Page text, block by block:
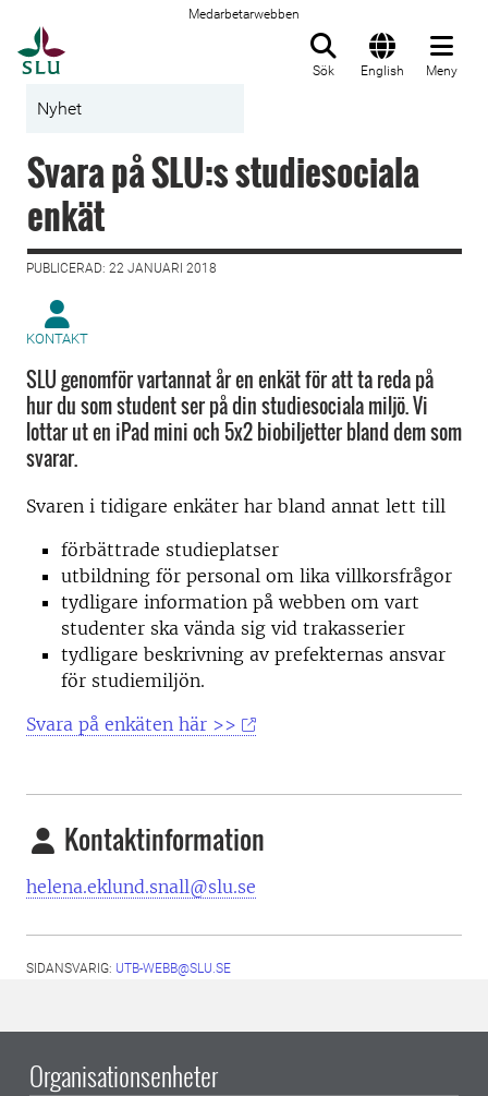
Medarbetarwebben
Sök English Meny
Nyhet
Svara på SLU:s studiesociala
enkät
PUBLICERAD: 22 JANUARI 2018
KONTAKT
SLU genomför vartannat år en enkät för att ta reda på
hur du som student ser på din studiesociala miljö. Vi
lottar ut en iPad mini och 5x2 biobiljetter bland dem som
svarar.
Svaren i tidigare enkäter har bland annat lett till
förbättrade studieplatser
utbildning för personal om lika villkorsfrågor
tydligare information på webben om vart
studenter ska vända sig vid trakasserier
tydligare beskrivning av prefekternas ansvar
för studiemiljön.
Svara på enkäten här >>
Kontaktinformation
helena.eklund.snall@slu.se
SIDANSVARIG: UTB-WEBB@SLU.SE
Organisationsenheter